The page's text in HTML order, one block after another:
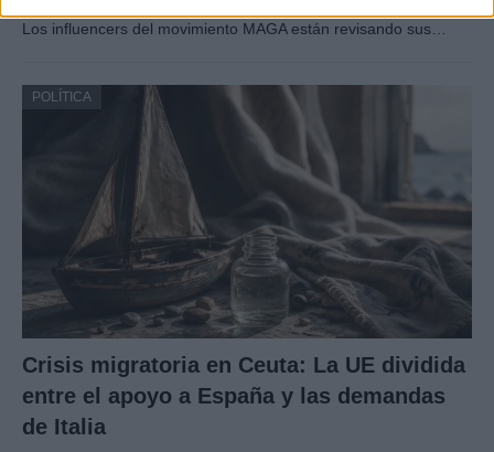
Los influencers del movimiento MAGA están revisando sus…
POLÍTICA
Crisis migratoria en Ceuta: La UE dividida
entre el apoyo a España y las demandas
de Italia